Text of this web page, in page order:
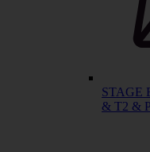
STAGE
& T2 &